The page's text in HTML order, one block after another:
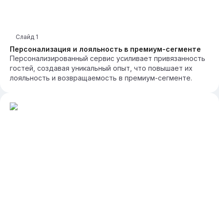
Персонализация и лояльность в премиум-сегменте
Слайд 1
Персонализированный сервис усиливает привязанность
гостей, создавая уникальный опыт, что повышает их
лояльность и возвращаемость в премиум-сегменте.